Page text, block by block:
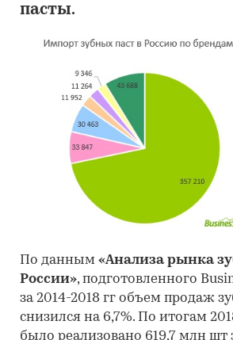
пасты.
По данным «Анализа рынка
России», подготовленного
за 2014-2018 гг объем продаж
снизился на 6,7%. По итогам
было реализовано 619,7 млн шт